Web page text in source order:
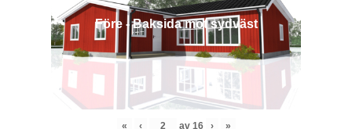
Före - Baksida mot sydväst
« ‹ av 16 › »